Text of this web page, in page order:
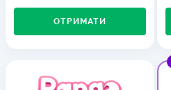
ОТРИМАТИ